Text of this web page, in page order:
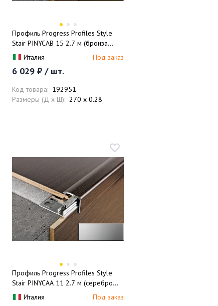
Профиль Progress Profiles Style
Stair PINYCAB 15 2.7 м (бронза
матовая)Италия Под заказ
6 029 ₽ / шт.
Код товара: 192951
Размеры (Д x Ш): 270 x 0.28
Профиль Progress Profiles Style
Stair PINYCAА 11 2.7 м (серебро
матовое)
Италия Под заказ